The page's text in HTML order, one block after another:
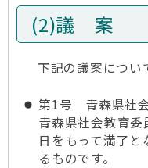
(2)議 案
下記の議案につい
第1号 青森県社
青森県社会教育
日をもって満了
るものです。